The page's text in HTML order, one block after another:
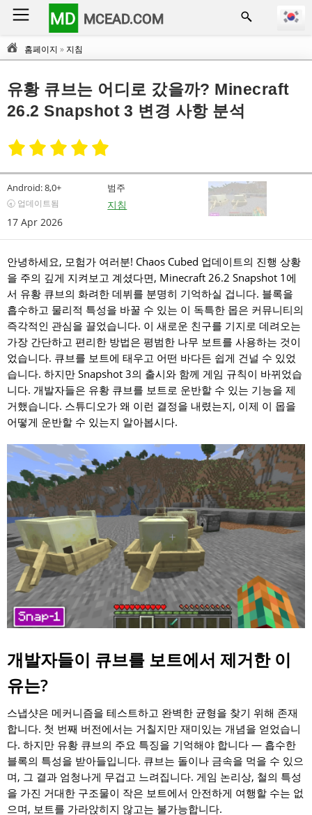
MD MCEAD.COM
홈페이지 » 지침
유황 큐브는 어디로 갔을까? Minecraft
26.2 Snapshot 3 변경 사항 분석
Android:8,0+
🕣 업데이트됨
17 Apr 2026
범주
지침
안녕하세요, 모험가 여러분! Chaos Cubed 업데이트의 진행 상황
을 주의 깊게 지켜보고 계셨다면, Minecraft 26.2 Snapshot 1에
서 유황 큐브의 화려한 데뷔를 분명히 기억하실 겁니다. 블록을
흡수하고 물리적 특성을 바꿀 수 있는 이 독특한 몹은 커뮤니티의
즉각적인 관심을 끌었습니다. 이 새로운 친구를 기지로 데려오는
가장 간단하고 편리한 방법은 평범한 나무 보트를 사용하는 것이
었습니다. 큐브를 보트에 태우고 어떤 바다든 쉽게 건널 수 있었
습니다. 하지만 Snapshot 3의 출시와 함께 게임 규칙이 바뀌었습
니다. 개발자들은 유황 큐브를 보트로 운반할 수 있는 기능을 제
거했습니다. 스튜디오가 왜 이런 결정을 내렸는지, 이제 이 몹을
어떻게 운반할 수 있는지 알아봅시다.
개발자들이 큐브를 보트에서 제거한 이
유는?
스냅샷은 메커니즘을 테스트하고 완벽한 균형을 찾기 위해 존재
합니다. 첫 번째 버전에서는 거칠지만 재미있는 개념을 얻었습니
다. 하지만 유황 큐브의 주요 특징을 기억해야 합니다 — 흡수한
블록의 특성을 받아들입니다. 큐브는 돌이나 금속을 먹을 수 있으
며, 그 결과 엄청나게 무겁고 느려집니다. 게임 논리상, 철의 특성
을 가진 거대한 구조물이 작은 보트에서 안전하게 여행할 수는 없
으며, 보트를 가라앉히지 않고는 불가능합니다.